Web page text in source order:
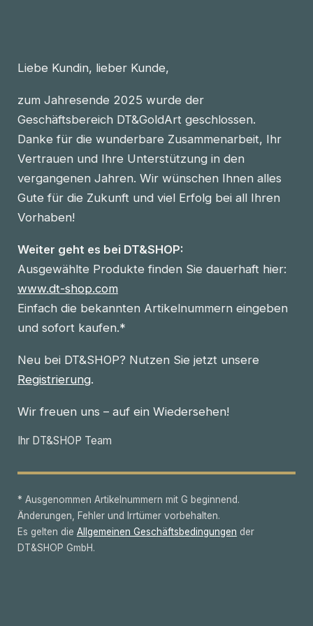
Liebe Kundin, lieber Kunde,
zum Jahresende 2025 wurde der
Geschäftsbereich DT&GoldArt geschlossen.
Danke für die wunderbare Zusammenarbeit, Ihr
Vertrauen und Ihre Unterstützung in den
vergangenen Jahren. Wir wünschen Ihnen alles
Gute für die Zukunft und viel Erfolg bei all Ihren
Vorhaben!
Weiter geht es bei DT&SHOP:
Ausgewählte Produkte finden Sie dauerhaft hier:
www.dt-shop.com
Einfach die bekannten Artikelnummern eingeben
und sofort kaufen.*
Neu bei DT&SHOP? Nutzen Sie jetzt unsere
Registrierung.
Wir freuen uns – auf ein Wiedersehen!
Ihr DT&SHOP Team
* Ausgenommen Artikelnummern mit G beginnend.
Änderungen, Fehler und Irrtümer vorbehalten.
Es gelten die Allgemeinen Geschäftsbedingungen der
DT&SHOP GmbH.